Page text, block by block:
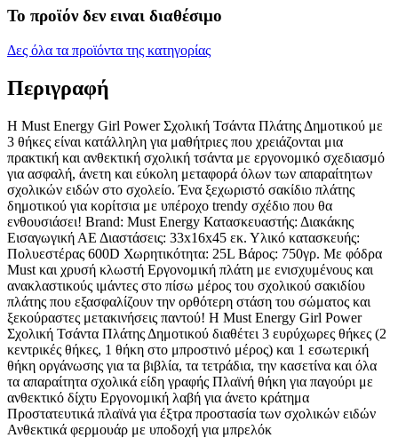
Το προϊόν δεν ειναι διαθέσιμο
Δες όλα τα προϊόντα της κατηγορίας
Περιγραφή
Η Must Energy Girl Power Σχολική Τσάντα Πλάτης Δημοτικού με
3 θήκες είναι κατάλληλη για μαθήτριες που χρειάζονται μια
πρακτική και ανθεκτική σχολική τσάντα με εργονομικό σχεδιασμό
για ασφαλή, άνετη και εύκολη μεταφορά όλων των απαραίτητων
σχολικών ειδών στο σχολείο. Ένα ξεχωριστό σακίδιο πλάτης
δημοτικού για κορίτσια με υπέροχο trendy σχέδιο που θα
ενθουσιάσει! Brand: Must Energy Κατασκευαστής: Διακάκης
Εισαγωγική ΑΕ Διαστάσεις: 33x16x45 εκ. Υλικό κατασκευής:
Πολυεστέρας 600D Χωρητικότητα: 25L Βάρος: 750γρ. Με φόδρα
Must και χρυσή κλωστή Εργονομική πλάτη με ενισχυμένους και
ανακλαστικούς ιμάντες στο πίσω μέρος του σχολικού σακιδίου
πλάτης που εξασφαλίζουν την ορθότερη στάση του σώματος και
ξεκούραστες μετακινήσεις παντού! Η Must Energy Girl Power
Σχολική Τσάντα Πλάτης Δημοτικού διαθέτει 3 ευρύχωρες θήκες (2
κεντρικές θήκες, 1 θήκη στο μπροστινό μέρος) και 1 εσωτερική
θήκη οργάνωσης για τα βιβλία, τα τετράδια, την κασετίνα και όλα
τα απαραίτητα σχολικά είδη γραφής Πλαϊνή θήκη για παγούρι με
ανθεκτικό δίχτυ Εργονομική λαβή για άνετο κράτημα
Προστατευτικά πλαϊνά για έξτρα προστασία των σχολικών ειδών
Ανθεκτικά φερμουάρ με υποδοχή για μπρελόκ